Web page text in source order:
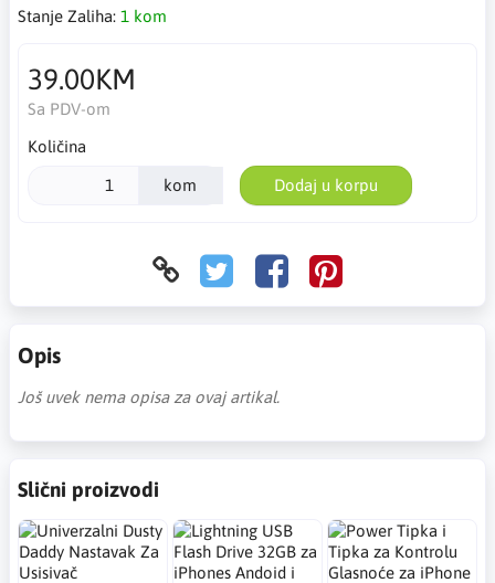
Stanje Zaliha: 1 kom
39.00KM
Sa PDV-om
Količina
kom Dodaj u korpu
Opis
Još uvek nema opisa za ovaj artikal.
Slični proizvodi